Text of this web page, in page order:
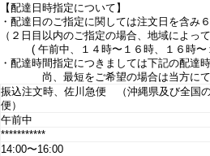
【配達日時指定について】
・配達日のご指定に関しては注文日を含み
（２日目以内のご指定の場合、地域によっ
( 午前中、１４時〜１６時、１６時〜１
・配達時間指定につきましては下記の配達
尚、最短をご希望の場合は当方にて地
振込注文時、佐川急便 （沖縄県及び全国
便）
午前中
***********
14:00〜16:00